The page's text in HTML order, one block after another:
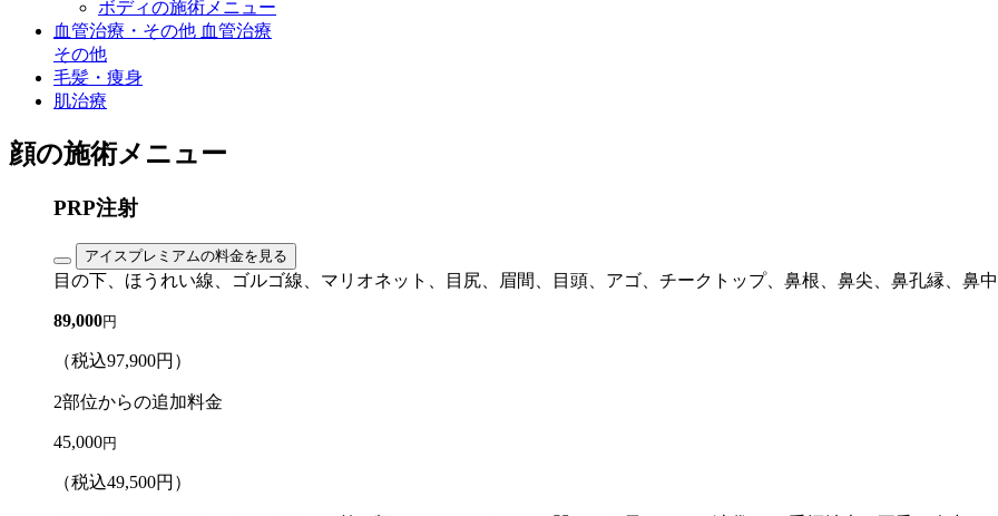
ボディの施術メニュー
血管治療・その他 血管治療
その他
毛髪・痩身
肌治療
顔の施術メニュー
PRP注射
アイスプレミアムの料金を見る
目の下、ほうれい線、ゴルゴ線、マリオネット、目尻、眉間、目頭、アゴ、チークトップ、鼻根、鼻尖、鼻孔縁、鼻
89,000円
（税込97,900円）
2部位からの追加料金
45,000円
（税込49,500円）